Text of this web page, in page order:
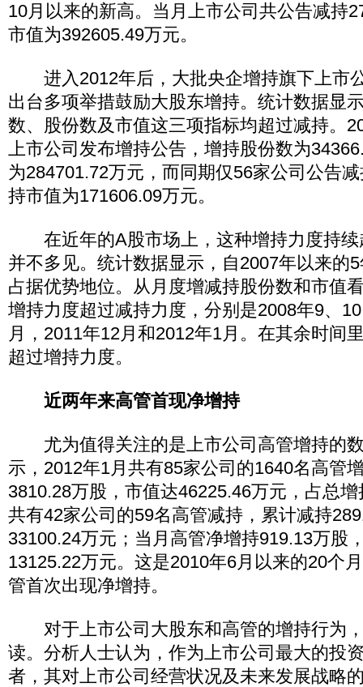
10月以来的新高。当月上市公司共公告减持
市值为392605.49万元。
进入2012年后，大批央企增持旗下上市
出台多项举措鼓励大股东增持。统计数据显
数、股份数及市值这三项指标均超过减持。
上市公司发布增持公告，增持股份数为
为284701.72万元，而同期仅56家公司公告
持市值为171606.09万元。
在近年的A股市场上，这种增持力度持续
并不多见。统计数据显示，自2007年以来的
占据优势地位。从月度增减持股份数和市值
增持力度超过减持力度，分别是2008年9、
月，2011年12月和2012年1月。在其余时间
超过增持力度。
近两年来高管首现净增持
尤为值得关注的是上市公司高管增持的
示，2012年1月共有85家公司的1640名高管
3810.28万股，市值达46225.46万元，占总
共有42家公司的59名高管减持，累计减持
33100.24万元；当月高管净增持919.13万股
13125.22万元。这是2010年6月以来的20个
管首次出现净增持。
对于上市公司大股东和高管的增持行为
读。分析人士认为，作为上市公司最大的投
者，其对上市公司经营状况及未来发展战略